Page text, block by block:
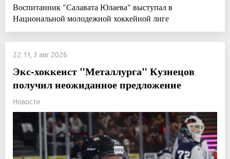
Воспитанник "Салавата Юлаева" выступал в
Национальной молодежной хоккейной лиге
22:11, 3 авг 2026
Экс-хоккеист "Металлурга" Кузнецов
получил неожиданное предложение
Новости